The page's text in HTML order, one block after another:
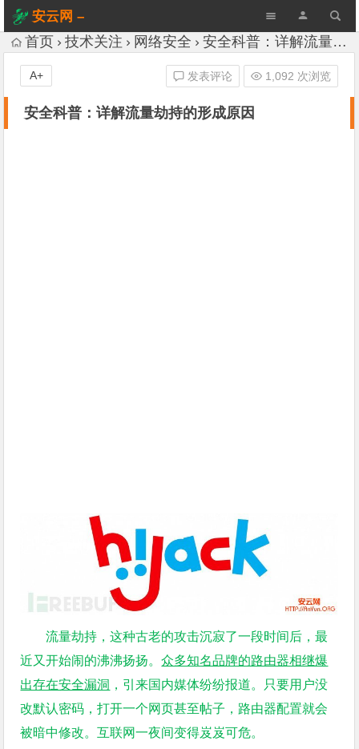
安云网 –
AnYun.ORG
首页 技术关注 网络安全 安全科普：详解流量劫持的形成原因
安全科普：详解流量劫持的形成原因
发表评论 1,092 次浏览
A+
流量劫持，这种古老的攻击沉寂了一段时间后，最
近又开始闹的沸沸扬扬。众多知名品牌的路由器相继爆
出存在安全漏洞 ，引来国内媒体纷纷报道。只要用户没
改默认密码，打开一个网页甚至帖子，路由器配置就会
被暗中修改。互联网一夜间变得岌岌可危。